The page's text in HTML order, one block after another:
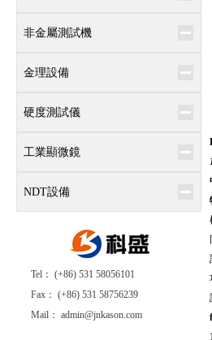
非金屬測試機
金理設備
硬度測試儀
工業顯微鏡
NDT設備
Tel： (+86) 531 58056101
Fax： (+86) 531 58756239
Mail： admin@jnkason.com
f